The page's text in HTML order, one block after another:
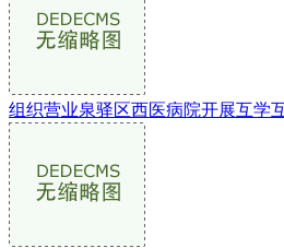
组织营业泉驿区西医病院开展互学